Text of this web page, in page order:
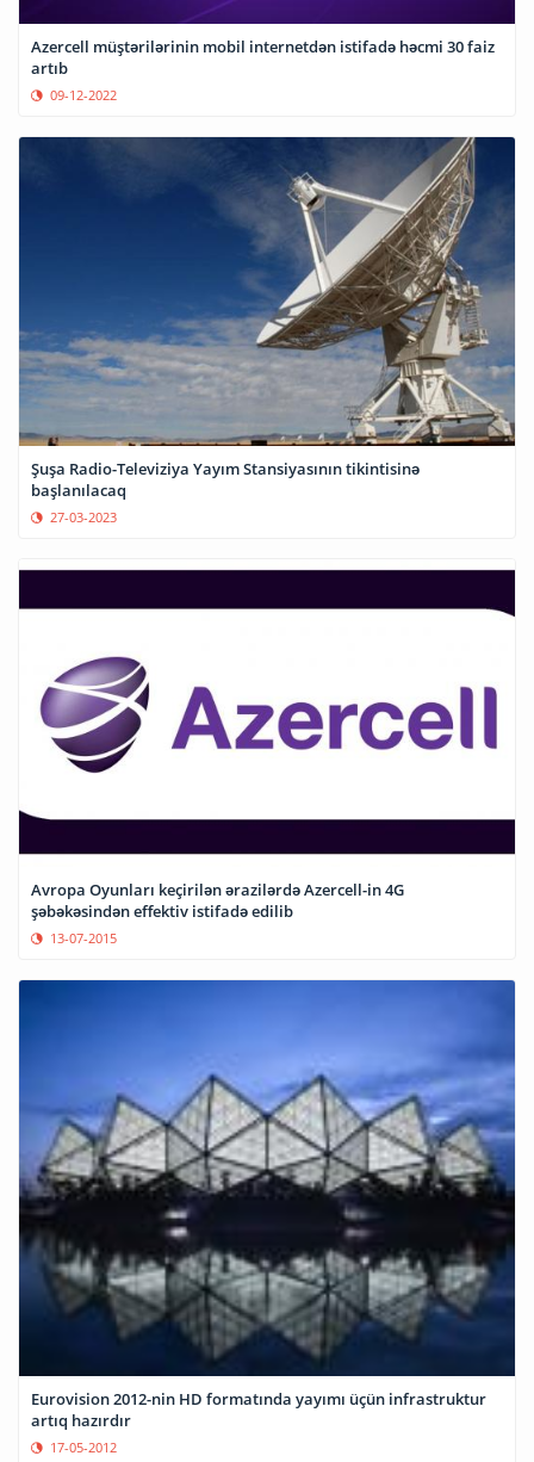
Azercell müştərilərinin mobil internetdən istifadə həcmi 30 faiz
artıb
09-12-2022
Şuşa Radio-Televiziya Yayım Stansiyasının tikintisinə
başlanılacaq
27-03-2023
Avropa Oyunları keçirilən ərazilərdə Azercell-in 4G
şəbəkəsindən effektiv istifadə edilib
13-07-2015
Eurovision 2012-nin HD formatında yayımı üçün infrastruktur
artıq hazırdır
17-05-2012